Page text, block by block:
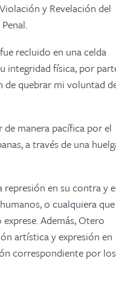
y Revelación del
recluido en una celda
integridad física, por
de quebrar mi voluntad
manera pacífica por el
a través de una
represión en su contra y
o cualquiera que
Además, Otero
artística y expresión en
correspondiente por los